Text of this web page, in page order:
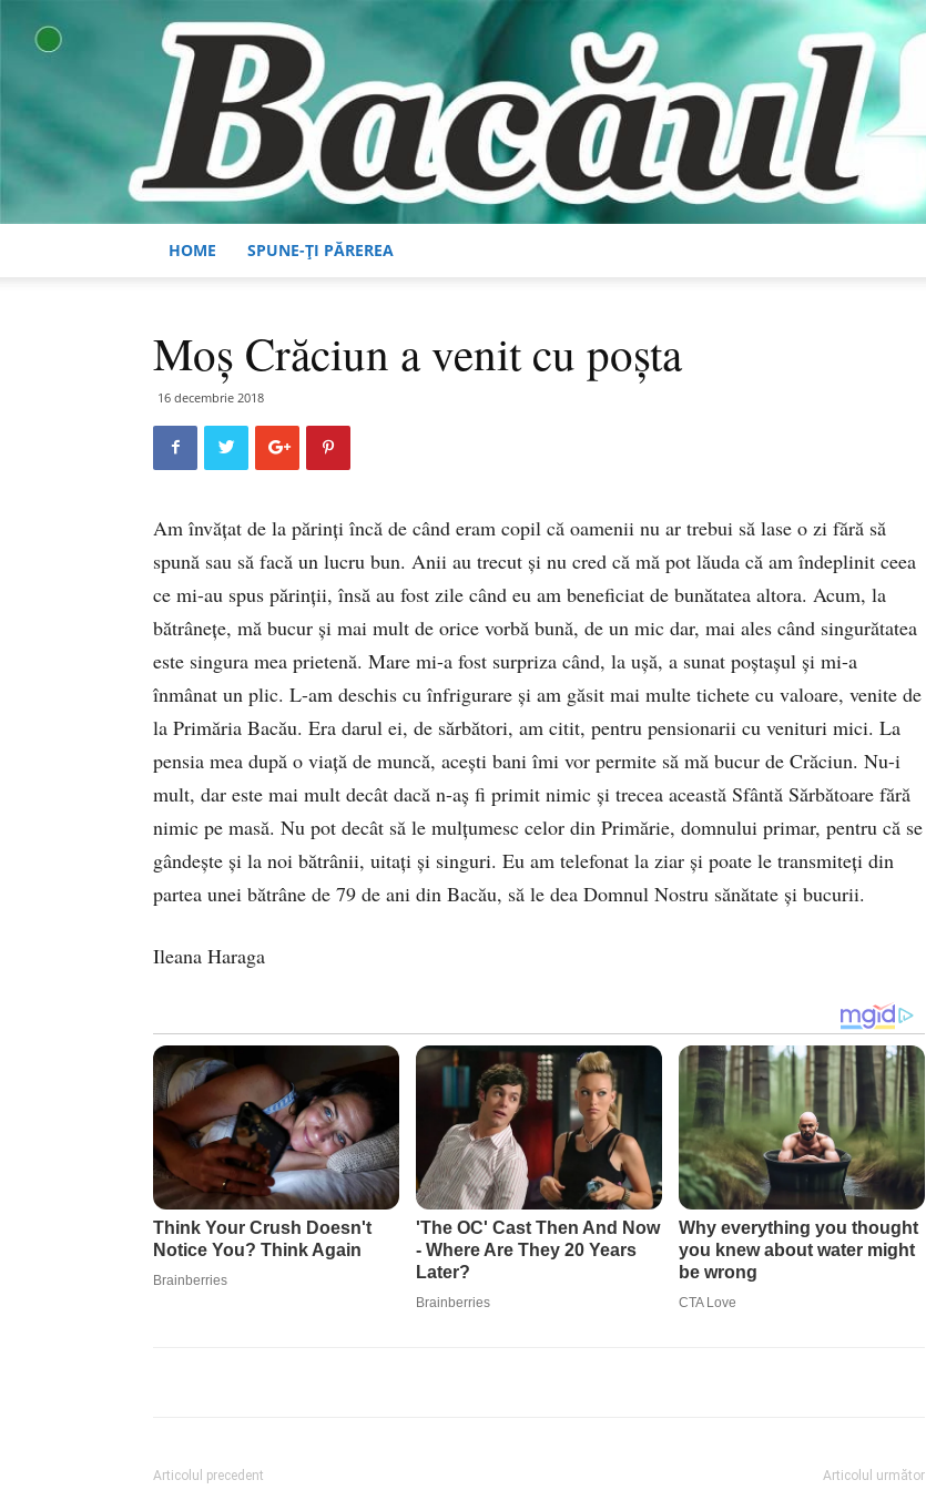
HOME SPUNE-ȚI PĂREREA
Moş Crăciun a venit cu poşta
16 decembrie 2018
Am învăţat de la părinţi încă de când eram copil că oamenii nu ar trebui să lase o zi fără să
spună sau să facă un lucru bun. Anii au trecut şi nu cred că mă pot lăuda că am îndeplinit ceea
ce mi-au spus părinţii, însă au fost zile când eu am beneficiat de bunătatea altora. Acum, la
bătrâneţe, mă bucur şi mai mult de orice vorbă bună, de un mic dar, mai ales când singurătatea
este singura mea prietenă. Mare mi-a fost surpriza când, la uşă, a sunat poştaşul şi mi-a
înmânat un plic. L-am deschis cu înfrigurare şi am găsit mai multe tichete cu valoare, venite de
la Primăria Bacău. Era darul ei, de sărbători, am citit, pentru pensionarii cu venituri mici. La
pensia mea după o viaţă de muncă, aceşti bani îmi vor permite să mă bucur de Crăciun. Nu-i
mult, dar este mai mult decât dacă n-aş fi primit nimic şi trecea această Sfântă Sărbătoare fără
nimic pe masă. Nu pot decât să le mulţumesc celor din Primărie, domnului primar, pentru că se
gândeşte şi la noi bătrânii, uitaţi şi singuri. Eu am telefonat la ziar şi poate le transmiteţi din
partea unei bătrâne de 79 de ani din Bacău, să le dea Domnul Nostru sănătate şi bucurii.
Ileana Haraga
Articolul precedent Articolul următor